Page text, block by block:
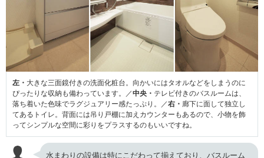
左・ 大きな三面鏡付きの洗面化粧台。向かいにはタオルなどをしまうのに
ぴったりな収納も備わっています。／中央・ テレビ付きのバスルームは、
落ち着いた色味でラグジュアリー感たっぷり。／右・ 廊下に面して独立し
てあるトイレ。背面には吊り戸棚に加えカウンターもあるので、小物を飾
ってシンプルな空間に彩りをプラスするのもいいですね。
水まわりの設備は特にこだわって揃えており、バスルーム